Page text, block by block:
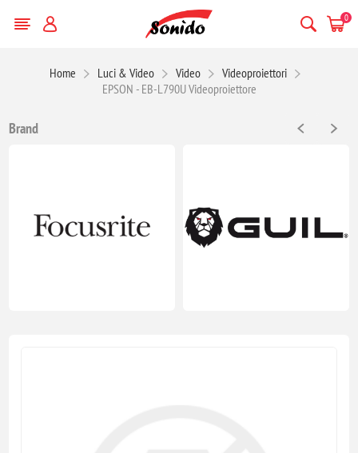
0
Home Luci & Video Video
Videoproiettori
EPSON - EB-L790U Videoproiettore
Brand